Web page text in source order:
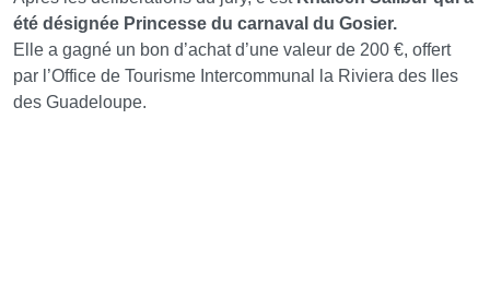
été désignée Princesse du carnaval du Gosier.
Elle a gagné un bon d’achat d’une valeur de 200 €, offert
par l’Office de Tourisme Intercommunal la Riviera des Iles
des Guadeloupe.